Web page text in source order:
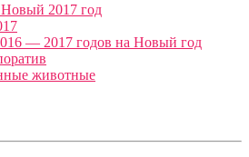
2017 год
— 2017 годов на Новый год
животные